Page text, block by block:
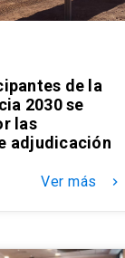
de la
2030 se
las
adjudicación
Ver más keyboard_arrow_right